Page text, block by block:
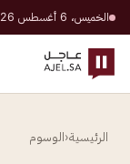
الخميس، 6 أغسطس 2026 · 23 صفر 1448 هـ
الرئيسية‹الوسوم